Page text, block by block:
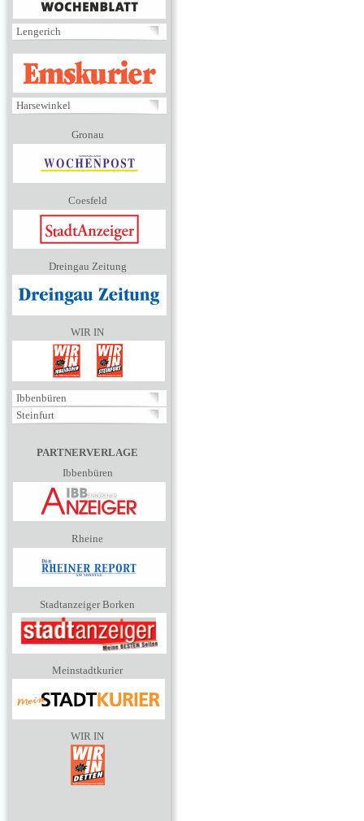
Lengerich
EMSKURIER
Harsewinkel
Gronau
Coesfeld
Dreingau Zeitung
WIR IN
Ibbenbüren
Steinfurt
PARTNERVERLAGE
Ibbenbüren
Rheine
Stadtanzeiger Borken
Meinstadtkurier
WIR IN